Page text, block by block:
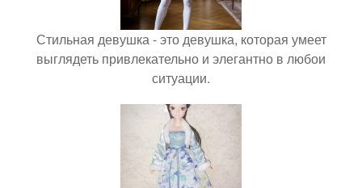
Стильная девушка - это девушка, которая умеет
выглядеть привлекательно и элегантно в любои
ситуации.